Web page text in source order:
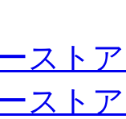
スト
スト